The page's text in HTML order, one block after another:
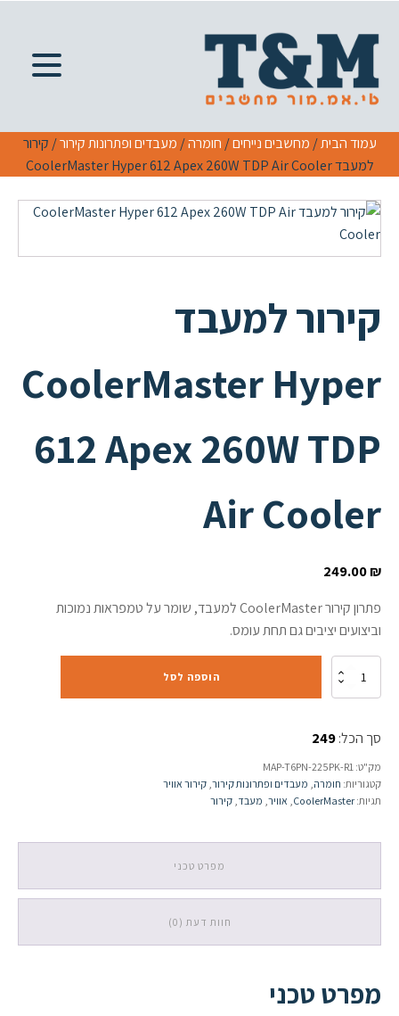
עמוד הבית/ מחשבים נייחים/ חומרה/ מעבדים ופתרונות קירור/ קירור
למעבד CoolerMaster Hyper 612 Apex 260W TDP Air Cooler
קירור למעבד
CoolerMaster Hyper
612 Apex 260W TDP
Air Cooler
249.00₪
פתרון קירור CoolerMaster למעבד, שומר על טמפראות נמוכות
וביצועים יציבים גם תחת עומס.
כמות
CoolerMaster
612
Apex
260W
Air
הוספה לסל
סך הכל:249
מק"ט: MAP-T6PN-225PK-R1
קטגוריות: חומרה מעבדים ופתרונות קירור קירור אוויר
תגיות: CoolerMaster אוויר מעבד קירור
מפרט טכני
חוות דעת (0)
מפרט טכני